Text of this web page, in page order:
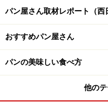
「カスタードクリームパ
ンにたっぷりの自家製カ
ンエピ」（259円）はた
店「肉山」の特製チリマ
パン屋さん取材レポート（西
おすすめパン屋さん
パンの美味しい食べ方
他の